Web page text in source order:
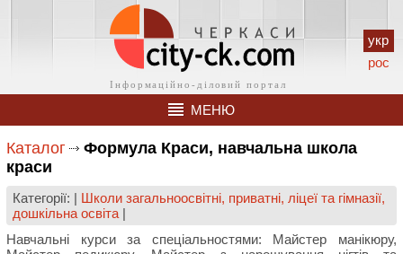
укр
рос
МЕНЮ
Каталог
Формула Краси, навчальна школа
краси
Категорії: | Школи загальноосвітні, приватні, ліцеї та гімназії,
дошкільна освіта |
Навчальні курси за спеціальностями: Майстер манікюру,